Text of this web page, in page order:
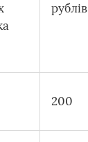
рублів
200